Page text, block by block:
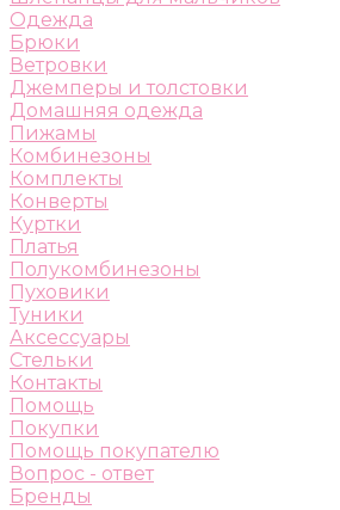
Одежда
Брюки
Ветровки
Джемперы и толстовки
Домашняя одежда
Пижамы
Комбинезоны
Комплекты
Конверты
Куртки
Платья
Полукомбинезоны
Пуховики
Туники
Аксессуары
Стельки
Контакты
Помощь
Покупки
Помощь покупателю
Вопрос - ответ
Бренды